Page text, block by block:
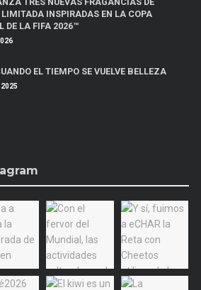
LIMITADA INSPIRADAS EN LA COPA
DE LA FIFA 2026™
EL TIEMPO SE VUELVE BELLEZA